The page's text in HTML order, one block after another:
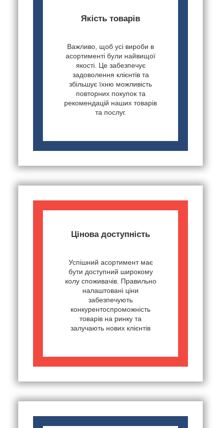
Якість товарів
Важливо, щоб усі вироби в
асортименті були найвищої
якості. Це забезпечує
задоволення клієнтів та
збільшує їхню можливість
повторних покупок та
рекомендацій наших товарів
та послуг.
Цінова доступність
Успішний асортимент має
бути доступний широкому
колу споживачів. Правильно
налаштовані ціни
забезпечують
конкурентоспроможність
товарів на ринку та
залучають нових клієнтів